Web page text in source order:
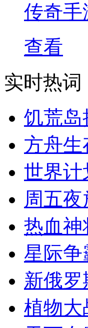
传奇手
查看
实时热词
饥荒岛
方舟
世界计
周五
热血神
星际争
新俄罗
植物大